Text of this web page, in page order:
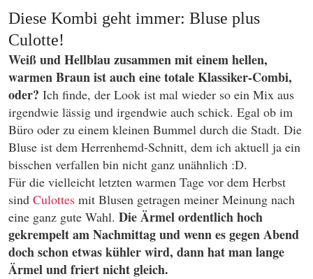
Diese Kombi geht immer: Bluse plus
Culotte!
Weiß und Hellblau zusammen mit einem hellen,
warmen Braun ist auch eine totale Klassiker-Combi,
oder? Ich finde, der Look ist mal wieder so ein Mix aus
irgendwie lässig und irgendwie auch schick. Egal ob im
Büro oder zu einem kleinen Bummel durch die Stadt. Die
Bluse ist dem Herrenhemd-Schnitt, dem ich aktuell ja ein
bisschen verfallen bin nicht ganz unähnlich :D.
Für die vielleicht letzten warmen Tage vor dem Herbst
sind Culottes mit Blusen getragen meiner Meinung nach
eine ganz gute Wahl. Die Ärmel ordentlich hoch
gekrempelt am Nachmittag und wenn es gegen Abend
doch schon etwas kühler wird, dann hat man lange
Ärmel und friert nicht gleich.